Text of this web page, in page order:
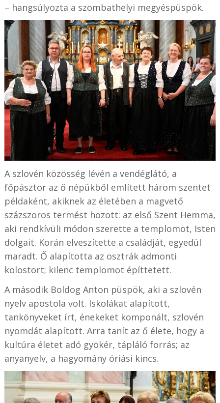
– hangsúlyozta a szombathelyi megyéspüspök.
A szlovén közösség lévén a vendéglátó, a
főpásztor az ő népükből említett három szentet
példaként, akiknek az életében a magvető
százszoros termést hozott: az első Szent Hemma,
aki rendkívüli módon szerette a templomot, Isten
dolgait. Korán elveszítette a családját, egyedül
maradt. Ő alapította az osztrák admonti
kolostort; kilenc templomot építtetett.
A második Boldog Anton püspök, aki a szlovén
nyelv apostola volt. Iskolákat alapított,
tankönyveket írt, énekeket komponált, szlovén
nyomdát alapított. Arra tanít az ő élete, hogy a
kultúra életet adó gyökér, tápláló forrás; az
anyanyelv, a hagyomány óriási kincs.